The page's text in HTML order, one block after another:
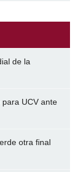
de la
UCV ante
otra final